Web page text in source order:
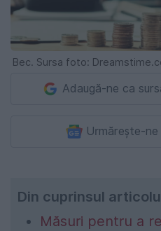
Bec. Sursa foto:
Adaugă-ne ca
Urmărește-
Din cuprinsul
Măsuri pentru a